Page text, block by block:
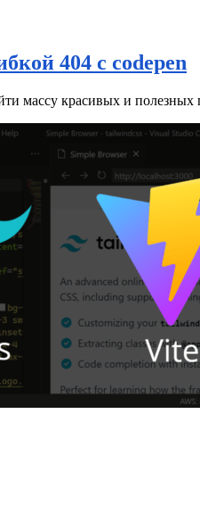
404 с codepen
массу красивых и